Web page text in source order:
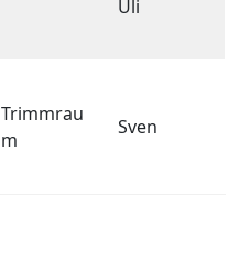
Uli
Trimmrau
m
Sven